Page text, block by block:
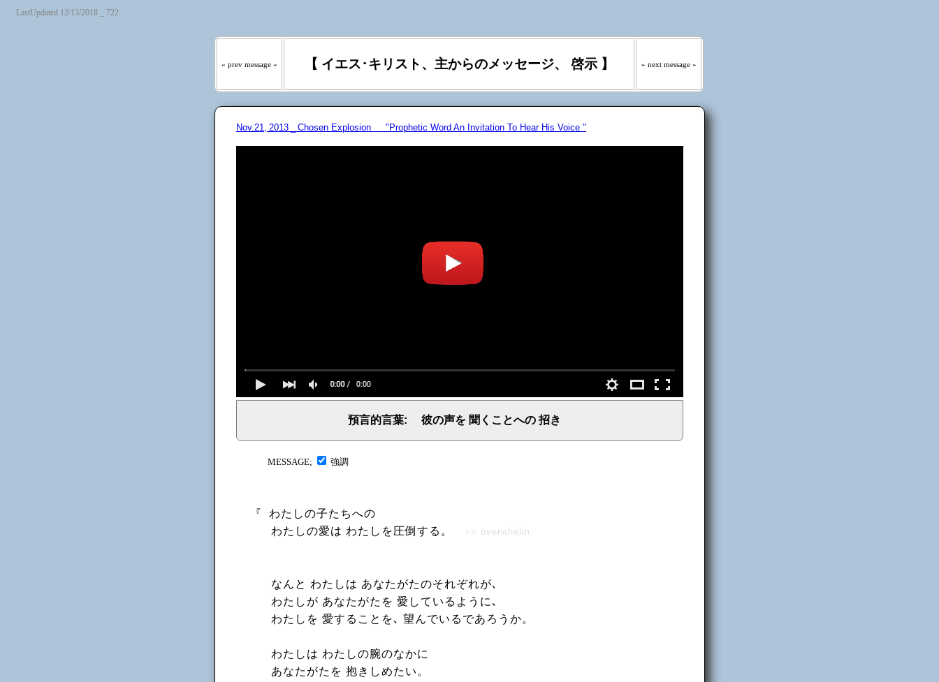
LastUpdated 12/13/2018 _ 722
« prev message « 【 イエス･キリスト、主からのメッセージ、 啓示 】 » next message »
Nov.21, 2013 _ Chosen Explosion "Prophetic Word An Invitation To Hear His Voice "
預言的言葉: 彼の声を 聞くことへの 招き
MESSAGE; 強調
『
わたしの子たちへの
わたしの愛は わたしを圧倒する。
=> overwhelm
なんと わたしは あなたがたのそれぞれが､
わたしが あなたがたを 愛しているように､
わたしを 愛することを､ 望んでいるであろうか。
わたしは わたしの腕のなかに
あなたがたを 抱きしめたい。